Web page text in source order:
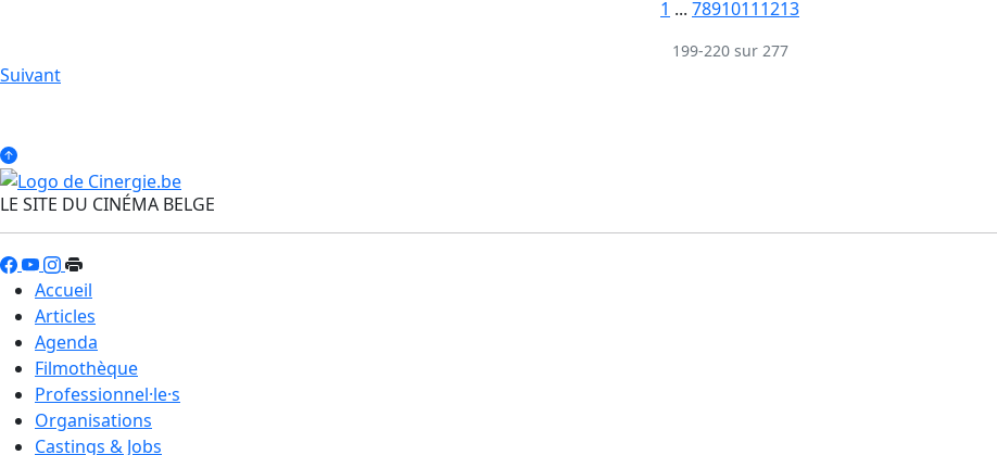
1 ... 78910111213
199-220 sur 277
Suivant
LE SITE DU CINÉMA BELGE
Accueil
Articles
Agenda
Filmothèque
Professionnel·le·s
Organisations
Castings & Jobs